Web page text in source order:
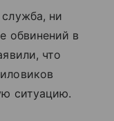
ни
обвинений в
что
ситуацию.